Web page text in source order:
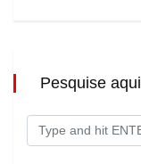
Pesquise aqui